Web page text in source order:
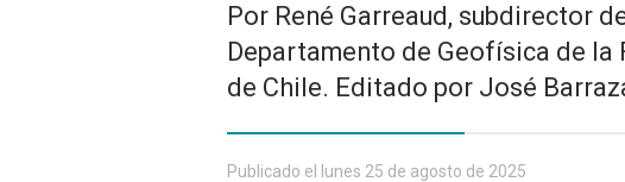
Por René Garreaud, subdirector
Departamento de Geofísica de la
de Chile. Editado por José
Publicado el lunes 25 de agosto de 2025